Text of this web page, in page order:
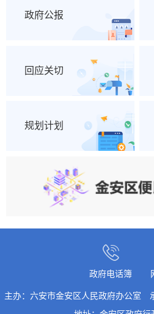
政府公报
回应关切
规划计划
政府电话簿
主办：六安市金安区人民政府办公室